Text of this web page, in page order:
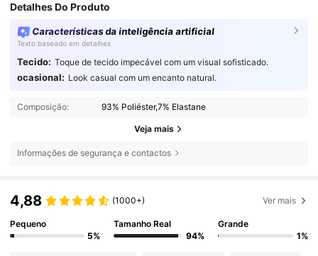
Detalhes Do Produto
Características da inteligência artificial
Texto baseado em detalhes
Tecido: Toque de tecido impecável com um visual sofisticado.
ocasional: Look casual com um encanto natural.
Composição: 93% Poliéster,7% Elastane
Veja mais
Informações de segurança e contactos
4,88 (1000+) Ver mais
Pequeno
5%
Tamanho Real
94%
Grande
1%